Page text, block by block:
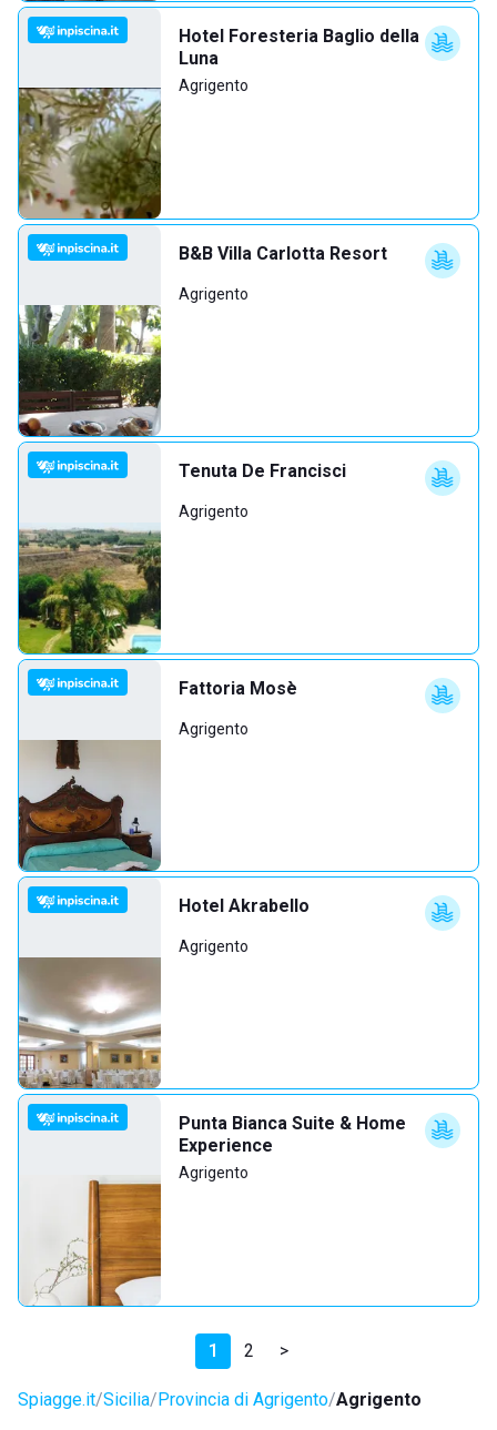
Hotel Foresteria Baglio della
Luna
Agrigento
B&B Villa Carlotta Resort
Agrigento
Tenuta De Francisci
Agrigento
Fattoria Mosè
Agrigento
Hotel Akrabello
Agrigento
Punta Bianca Suite & Home
Experience
Agrigento
1 2 >
Spiagge.it Sicilia Provincia di Agrigento Agrigento